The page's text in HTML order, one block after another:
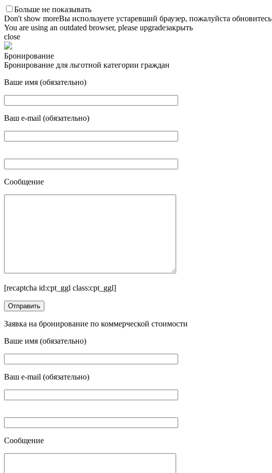
Больше не показывать
Don't show moreВы используете устаревший браузер, пожалуйста обновитесь
You are using an outdated browser, please upgradeзакрыть
close
Бронирование
Бронирование для льготной категории граждан
Ваше имя (обязательно)
Ваш e-mail (обязательно)
Сообщение
[recaptcha id:cpt_ggl class:cpt_ggl]
Заявка на бронирование по коммерческой стоимости
Ваше имя (обязательно)
Ваш e-mail (обязательно)
Сообщение